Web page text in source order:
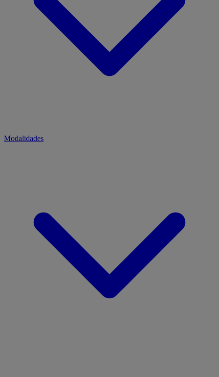
Modalidades